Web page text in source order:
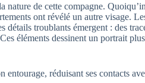
nature de cette compagne.
ont révélé un autre visage.
troublants émergent : des
éléments dessinent un portrait
entourage, réduisant ses contacts